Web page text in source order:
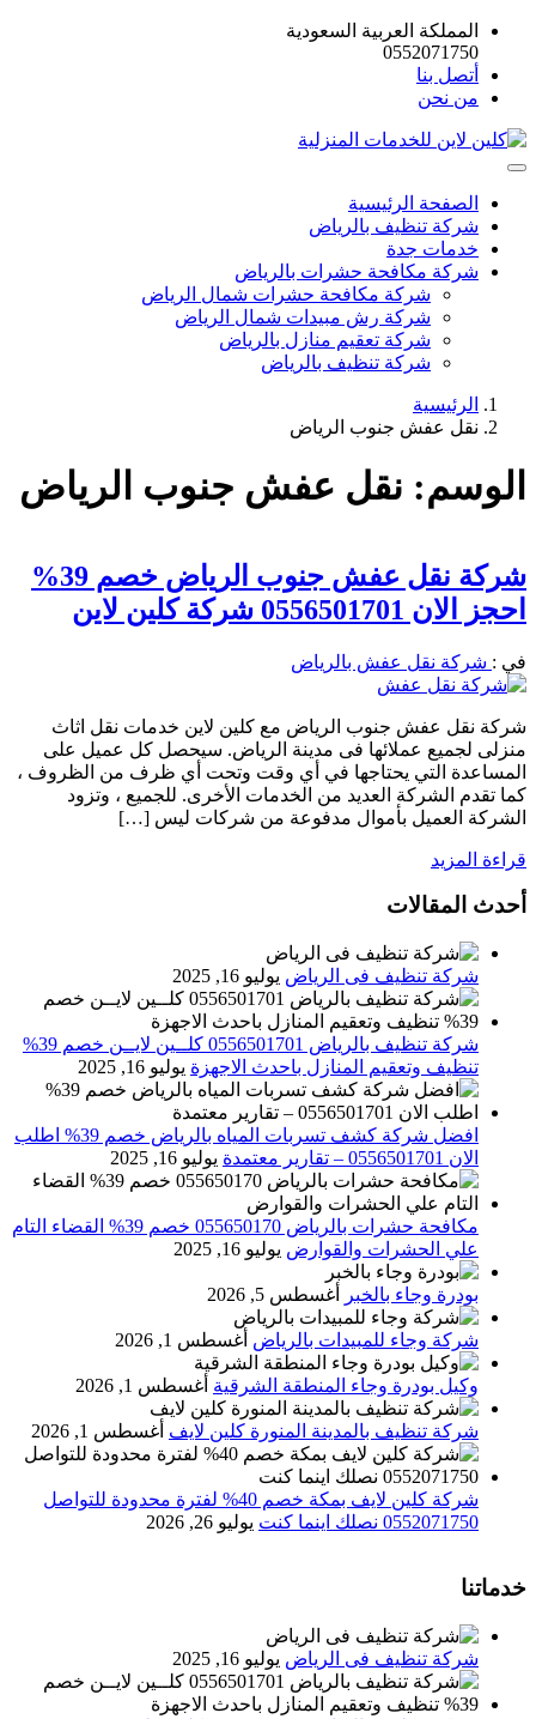
المملكة العربية السعودية
0552071750
أتصل بنا
من نحن
الصفحة الرئيسية
شركة تنظيف بالرياض
خدمات جدة
شركة مكافحة حشرات بالرياض
شركة مكافحة حشرات شمال الرياض
شركة رش مبيدات شمال الرياض
شركة تعقيم منازل بالرياض
شركة تنظيف بالرياض
الرئيسية
نقل عفش جنوب الرياض
الوسم: نقل عفش جنوب الرياض
شركة نقل عفش جنوب الرياض خصم 39%
احجز الان 0556501701 شركة كلين لاين
في : شركة نقل عفش بالرياض
شركة نقل عفش جنوب الرياض مع كلين لاين خدمات نقل اثاث
منزلى لجميع عملائها فى مدينة الرياض. سيحصل كل عميل على
المساعدة التي يحتاجها في أي وقت وتحت أي ظرف من الظروف ،
كما تقدم الشركة العديد من الخدمات الأخرى. للجميع ، وتزود
الشركة العميل بأموال مدفوعة من شركات ليس […]
قراءة المزيد
أحدث المقالات
شركة تنظيف فى الرياض يوليو 16, 2025
شركة تنظيف بالرياض 0556501701 كلــين لايــن خصم 39%
تنظيف وتعقيم المنازل باحدث الاجهزة يوليو 16, 2025
افضل شركة كشف تسربات المياه بالرياض خصم 39% اطلب
الان 0556501701‬‏ – تقارير معتمدة
يوليو 16, 2025
مكافحة حشرات بالرياض 055650170 خصم 39% القضاء التام
علي الحشرات والقوارض يوليو 16, 2025
بودرة وجاء بالخبر أغسطس 5, 2026
شركة وجاء للمبيدات بالرياض أغسطس 1, 2026
وكيل بودرة وجاء المنطقة الشرقية أغسطس 1, 2026
شركة تنظيف بالمدينة المنورة كلين لايف أغسطس 1, 2026
شركة كلين لايف بمكة خصم 40% لفترة محدودة للتواصل
0552071750 نصلك اينما كنت
يوليو 26, 2026
خدماتنا
شركة تنظيف فى الرياض يوليو 16, 2025